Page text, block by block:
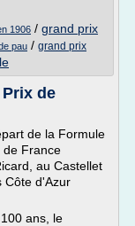
1906 / grand prix
pau / grand prix
de
de la Formule
de France
au Castellet
Côte d'Azur
ans, le